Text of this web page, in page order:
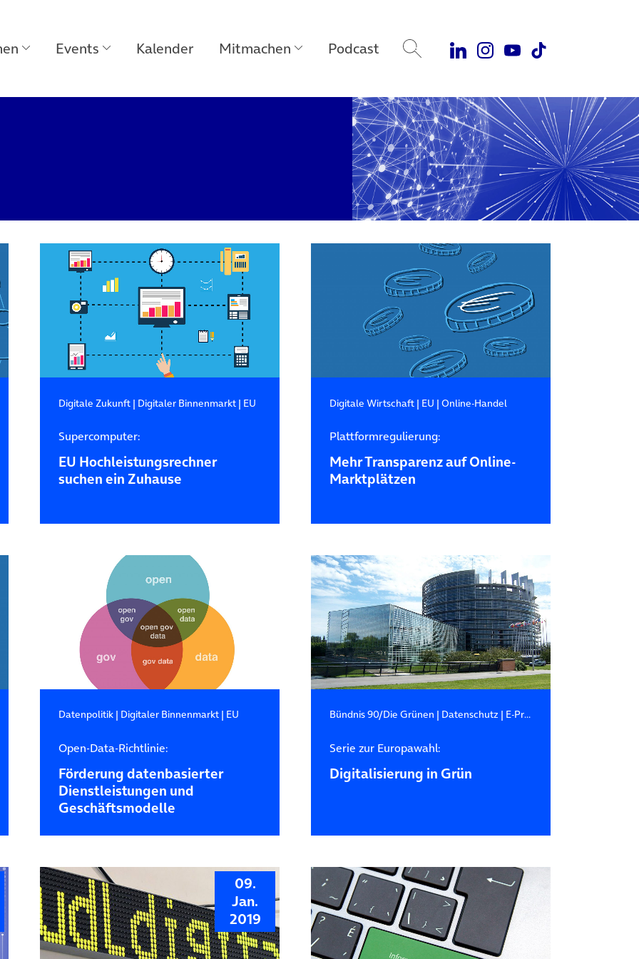
Events Kalender Mitmachen Podcast
Digitale Zukunft| Digitaler Binnenmarkt| EU
Supercomputer:
EU Hochleistungsrechner
suchen ein Zuhause
Digitale Wirtschaft| EU | Online-Handel
Plattformregulierung:
Mehr Transparenz auf Online-
Marktplätzen
Datenpolitik| Digitaler Binnenmarkt| EU
Open-Data-Richtlinie:
Förderung datenbasierter
Dienstleistungen und
Geschäftsmodelle
Bündnis 90/Die Grünen | Datenschutz | E-Privacy-Verordnung
Serie zur Europawahl:
Digitalisierung in Grün
09.
Jan.
2019